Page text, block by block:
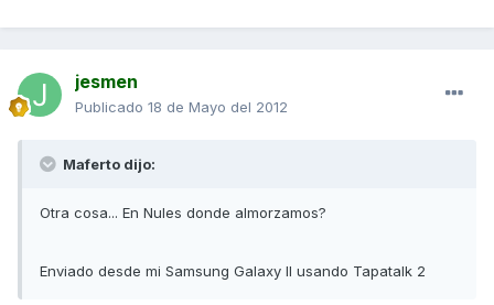
jesmen
Publicado 18 de Mayo del 2012
Maferto dijo:
Otra cosa... En Nules donde almorzamos?
Enviado desde mi Samsung Galaxy II usando Tapatalk 2